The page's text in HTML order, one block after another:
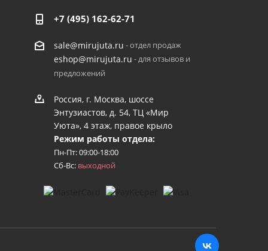
+7 (495) 162-62-71
sale@mirujuta.ru - отдел продаж
eshop@mirujuta.ru - для отзывов и
предложений
Россия, г. Москва, шоссе
Энтузиастов, д. 54, ТЦ «Мир
Уюта», 4 этаж, правое крыло
Режим работы отдела:
Пн-Пт: 09:00-18:00
Сб-Вс: выходной